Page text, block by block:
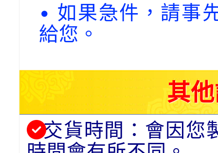
• 如果急件，請事
給您。
其
交貨時間：會因您